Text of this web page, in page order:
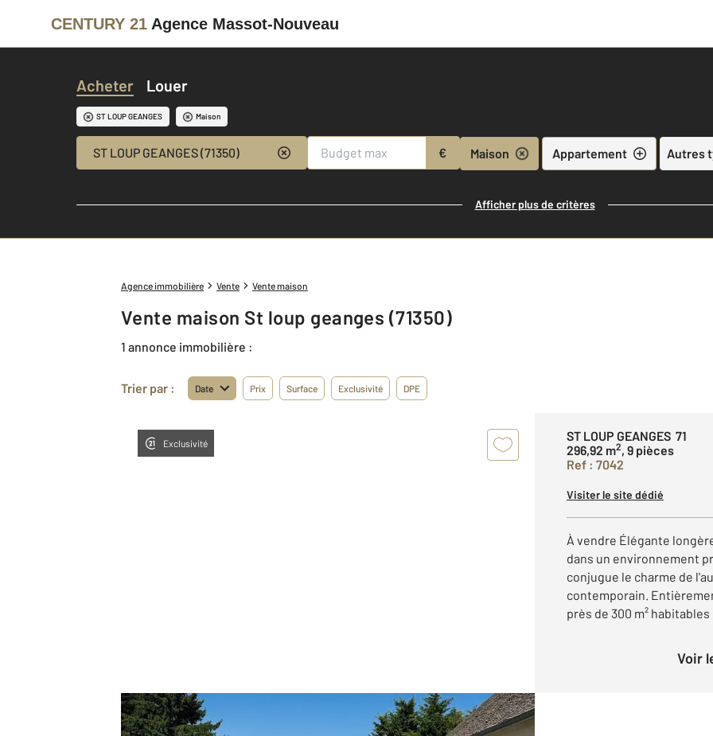
CENTURY 21 Agence Massot-Nouveau
Acheter Louer
ST LOUP GEANGES Maison
ST LOUP GEANGES (71350) € Maison Appartement Autres
Afficher plus de critères
Agence immobilière Vente Vente maison
Vente maison St loup geanges (71350)
1 annonce immobilière :
Trier par : Date Prix Surface Exclusivité DPE
Exclusivité
ST LOUP GEANGES 71
296,92 m2, 9 pièces
Ref : 7042
Visiter le site dédié
À vendre Élégante
dans un environnement
conjugue le charme de
contemporain.
près de 300 m²
Voir